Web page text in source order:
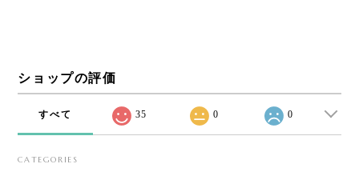
ショップの評価
すべて 35 0 0
CATEGORIES